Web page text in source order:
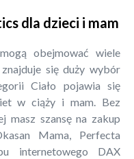
dla dzieci i mam
obejmować wiele
się duży wybór
Ciało pojawia się
w ciąży i mam. Bez
masz szansę na zakup
Mama, Perfecta
internetowego DAX